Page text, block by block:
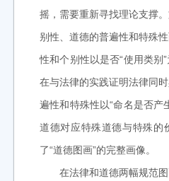
摇，需要重新寻找理论支撑
别性、道德的普遍性和特殊
性和个别性以是否“使用类别
在与法律的实践证明法律同
遍性和特殊性以“命名是否产
道德对应特殊道德与特殊的
了“道德图画”的完整画像。
在法律和道德两幅规范